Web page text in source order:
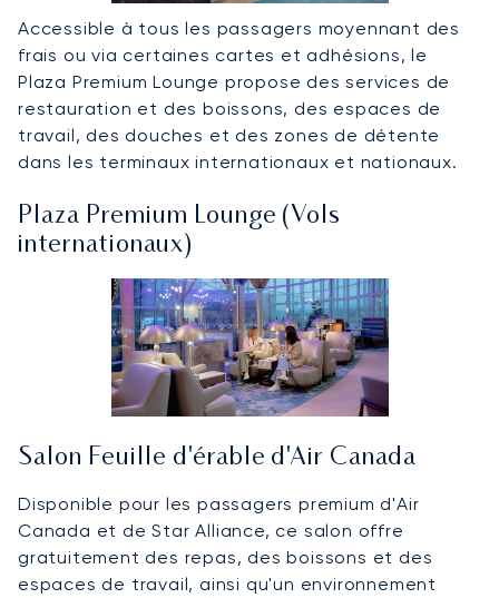
Accessible à tous les passagers moyennant des
frais ou via certaines cartes et adhésions, le
Plaza Premium Lounge propose des services de
restauration et des boissons, des espaces de
travail, des douches et des zones de détente
dans les terminaux internationaux et nationaux.
Plaza Premium Lounge (Vols
internationaux)
Salon Feuille d'érable d'Air Canada
Disponible pour les passagers premium d'Air
Canada et de Star Alliance, ce salon offre
gratuitement des repas, des boissons et des
espaces de travail, ainsi qu'un environnement